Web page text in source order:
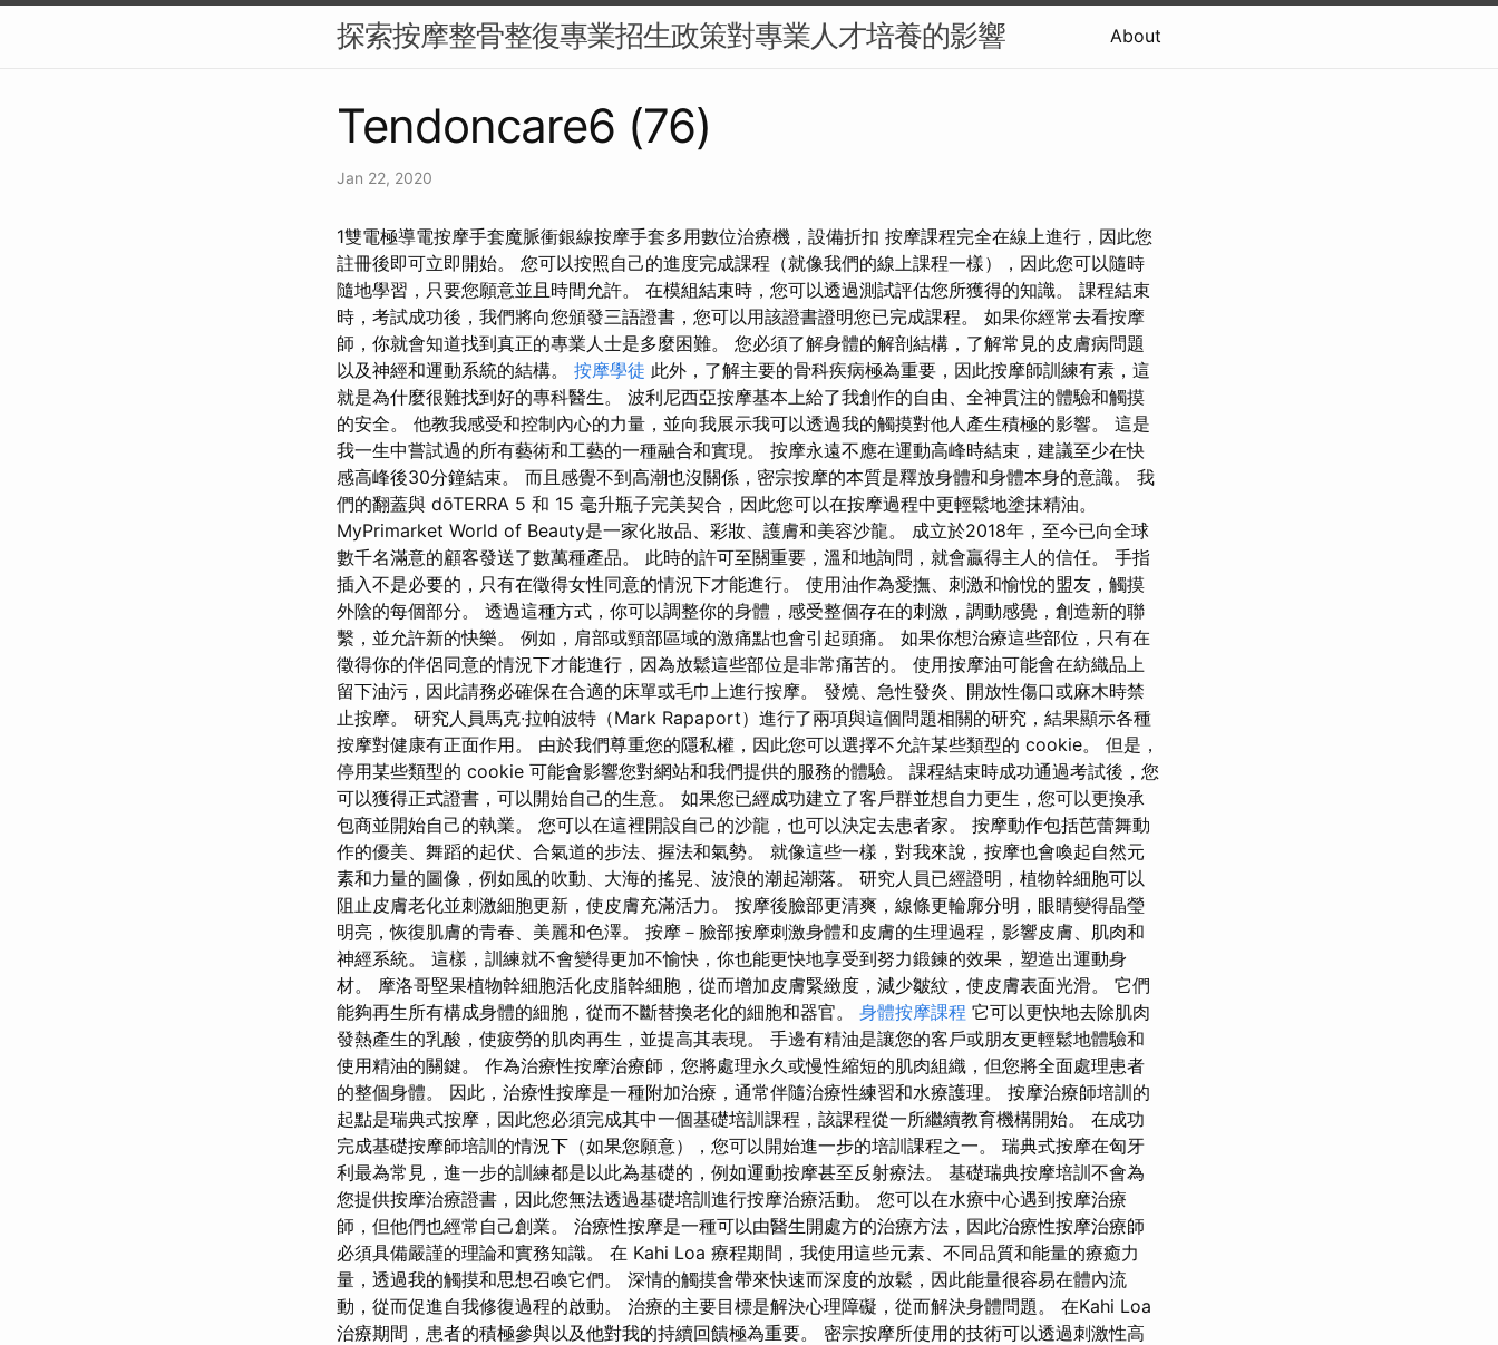
探索按摩整骨整復專業招生政策對專業人才培養的影響 About
Tendoncare6 (76)
Jan 22, 2020
1雙電極導電按摩手套魔脈衝銀線按摩手套多用數位治療機，設備折扣 按摩課程完全在線上進行，因此您
註冊後即可立即開始。 您可以按照自己的進度完成課程（就像我們的線上課程一樣），因此您可以隨時
隨地學習，只要您願意並且時間允許。 在模組結束時，您可以透過測試評估您所獲得的知識。 課程結束
時，考試成功後，我們將向您頒發三語證書，您可以用該證書證明您已完成課程。 如果你經常去看按摩
師，你就會知道找到真正的專業人士是多麼困難。 您必須了解身體的解剖結構，了解常見的皮膚病問題
以及神經和運動系統的結構。 按摩學徒 此外，了解主要的骨科疾病極為重要，因此按摩師訓練有素，這
就是為什麼很難找到好的專科醫生。 波利尼西亞按摩基本上給了我創作的自由、全神貫注的體驗和觸摸
的安全。 他教我感受和控制內心的力量，並向我展示我可以透過我的觸摸對他人產生積極的影響。 這是
我一生中嘗試過的所有藝術和工藝的一種融合和實現。 按摩永遠不應在運動高峰時結束，建議至少在快
感高峰後30分鐘結束。 而且感覺不到高潮也沒關係，密宗按摩的本質是釋放身體和身體本身的意識。 我
們的翻蓋與 dōTERRA 5 和 15 毫升瓶子完美契合，因此您可以在按摩過程中更輕鬆地塗抹精油。
MyPrimarket World of Beauty是一家化妝品、彩妝、護膚和美容沙龍。 成立於2018年，至今已向全球
數千名滿意的顧客發送了數萬種產品。 此時的許可至關重要，溫和地詢問，就會贏得主人的信任。 手指
插入不是必要的，只有在徵得女性同意的情況下才能進行。 使用油作為愛撫、刺激和愉悅的盟友，觸摸
外陰的每個部分。 透過這種方式，你可以調整你的身體，感受整個存在的刺激，調動感覺，創造新的聯
繫，並允許新的快樂。 例如，肩部或頸部區域的激痛點也會引起頭痛。 如果你想治療這些部位，只有在
徵得你的伴侶同意的情況下才能進行，因為放鬆這些部位是非常痛苦的。 使用按摩油可能會在紡織品上
留下油污，因此請務必確保在合適的床單或毛巾上進行按摩。 發燒、急性發炎、開放性傷口或麻木時禁
止按摩。 研究人員馬克·拉帕波特（Mark Rapaport）進行了兩項與這個問題相關的研究，結果顯示各種
按摩對健康有正面作用。 由於我們尊重您的隱私權，因此您可以選擇不允許某些類型的 cookie。 但是，
停用某些類型的 cookie 可能會影響您對網站和我們提供的服務的體驗。 課程結束時成功通過考試後，您
可以獲得正式證書，可以開始自己的生意。 如果您已經成功建立了客戶群並想自力更生，您可以更換承
包商並開始自己的執業。 您可以在這裡開設自己的沙龍，也可以決定去患者家。 按摩動作包括芭蕾舞動
作的優美、舞蹈的起伏、合氣道的步法、握法和氣勢。 就像這些一樣，對我來說，按摩也會喚起自然元
素和力量的圖像，例如風的吹動、大海的搖晃、波浪的潮起潮落。 研究人員已經證明，植物幹細胞可以
阻止皮膚老化並刺激細胞更新，使皮膚充滿活力。 按摩後臉部更清爽，線條更輪廓分明，眼睛變得晶瑩
明亮，恢復肌膚的青春、美麗和色澤。 按摩－臉部按摩刺激身體和皮膚的生理過程，影響皮膚、肌肉和
神經系統。 這樣，訓練就不會變得更加不愉快，你也能更快地享受到努力鍛鍊的效果，塑造出運動身
材。 摩洛哥堅果植物幹細胞活化皮脂幹細胞，從而增加皮膚緊緻度，減少皺紋，使皮膚表面光滑。 它們
能夠再生所有構成身體的細胞，從而不斷替換老化的細胞和器官。 身體按摩課程 它可以更快地去除肌肉
發熱產生的乳酸，使疲勞的肌肉再生，並提高其表現。 手邊有精油是讓您的客戶或朋友更輕鬆地體驗和
使用精油的關鍵。 作為治療性按摩治療師，您將處理永久或慢性縮短的肌肉組織，但您將全面處理患者
的整個身體。 因此，治療性按摩是一種附加治療，通常伴隨治療性練習和水療護理。 按摩治療師培訓的
起點是瑞典式按摩，因此您必須完成其中一個基礎培訓課程，該課程從一所繼續教育機構開始。 在成功
完成基礎按摩師培訓的情況下（如果您願意），您可以開始進一步的培訓課程之一。 瑞典式按摩在匈牙
利最為常見，進一步的訓練都是以此為基礎的，例如運動按摩甚至反射療法。 基礎瑞典按摩培訓不會為
您提供按摩治療證書，因此您無法透過基礎培訓進行按摩治療活動。 您可以在水療中心遇到按摩治療
師，但他們也經常自己創業。 治療性按摩是一種可以由醫生開處方的治療方法，因此治療性按摩治療師
必須具備嚴謹的理論和實務知識。 在 Kahi Loa 療程期間，我使用這些元素、不同品質和能量的療癒力
量，透過我的觸摸和思想召喚它們。 深情的觸摸會帶來快速而深度的放鬆，因此能量很容易在體內流
動，從而促進自我修復過程的啟動。 治療的主要目標是解決心理障礙，從而解決身體問題。 在Kahi Loa
治療期間，患者的積極參與以及他對我的持續回饋極為重要。 密宗按摩所使用的技術可以透過刺激性高